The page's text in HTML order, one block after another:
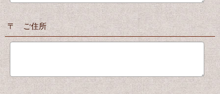
〒 ご住所